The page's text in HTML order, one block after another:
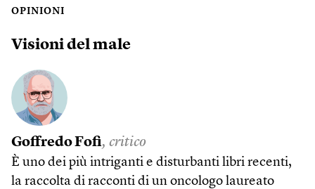
OPINIONI
Visioni del male
Goffredo Fofi, critico
È uno dei più intriganti e disturbanti libri recenti,
la raccolta di racconti di un oncologo laureato